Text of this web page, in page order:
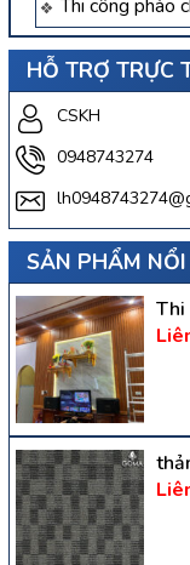
Thi công phào
HỖ TRỢ TRỰC
CSKH
0948743274
SẢN PHẨM
Thi